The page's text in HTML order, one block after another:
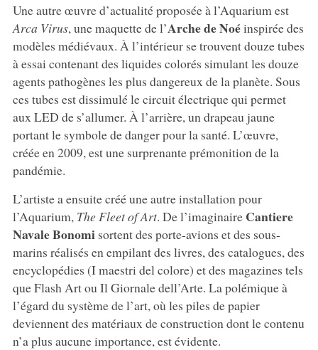
Une autre œuvre d’actualité proposée à l’Aquarium est
Arca Virus, une maquette de l’Arche de Noéinspirée des
modèles médiévaux. À l’intérieur se trouvent douze tubes
à essai contenant des liquides colorés simulant les douze
agents pathogènes les plus dangereux de la planète. Sous
ces tubes est dissimulé le circuit électrique qui permet
aux LED de s’allumer. À l’arrière, un drapeau jaune
portant le symbole de danger pour la santé. L’œuvre,
créée en 2009, est une surprenante prémonition de la
pandémie.
L’artiste a ensuite créé une autre installation pour
l’Aquarium, The Fleet of Art. De l’imaginaire Cantiere
Navale Bonomi sortent des porte-avions et des sous-
marins réalisés en empilant des livres, des catalogues, des
encyclopédies (I maestri del colore) et des magazines tels
que Flash Art ou Il Giornale dell’Arte. La polémique à
l’égard du système de l’art, où les piles de papier
deviennent des matériaux de construction dont le contenu
n’a plus aucune importance, est évidente.